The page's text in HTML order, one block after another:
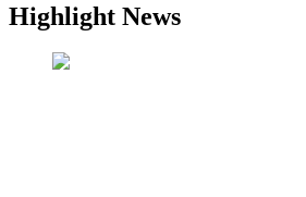
Highlight News